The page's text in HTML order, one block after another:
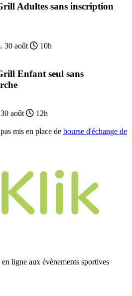
Adultes sans inscription
30 août 10h
Enfant seul sans
août 12h
mis en place de bourse d'échange de
ligne aux évènements sportives